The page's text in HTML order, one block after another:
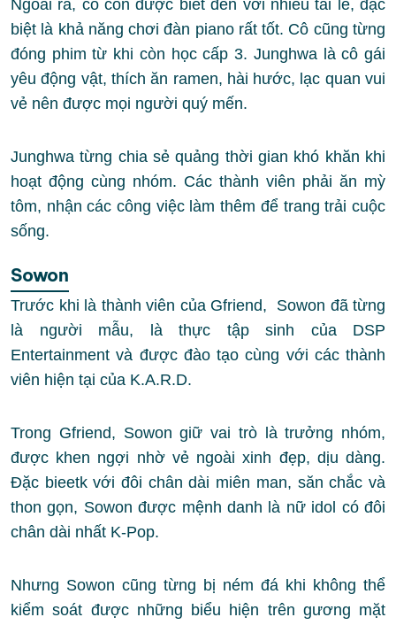
Ngoài ra, cô còn được biết đến với nhiều tài lẻ, đặc
biệt là khả năng chơi đàn piano rất tốt. Cô cũng từng
đóng phim từ khi còn học cấp 3. Junghwa là cô gái
yêu động vật, thích ăn ramen, hài hước, lạc quan vui
vẻ nên được mọi người quý mến.
Junghwa từng chia sẻ quảng thời gian khó khăn khi
hoạt động cùng nhóm. Các thành viên phải ăn mỳ
tôm, nhận các công việc làm thêm để trang trải cuộc
sống.
Sowon
Trước khi là thành viên của Gfriend, Sowon đã từng
là người mẫu, là thực tập sinh của DSP
Entertainment và được đào tạo cùng với các thành
viên hiện tại của K.A.R.D.
Trong Gfriend, Sowon giữ vai trò là trưởng nhóm,
được khen ngợi nhờ vẻ ngoài xinh đẹp, dịu dàng.
Đặc bieetk với đôi chân dài miên man, săn chắc và
thon gọn, Sowon được mệnh danh là nữ idol có đôi
chân dài nhất K-Pop.
Nhưng Sowon cũng từng bị ném đá khi không thể
kiểm soát được những biểu hiện trên gương mặt